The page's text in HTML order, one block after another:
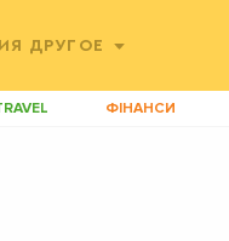
ДРУГОЕ
ФІНАНСИ